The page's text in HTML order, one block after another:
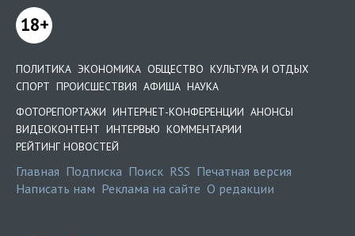
18+
ПОЛИТИКА ЭКОНОМИКА ОБЩЕСТВО КУЛЬТУРА И ОТДЫХ
СПОРТ ПРОИСШЕСТВИЯ АФИША НАУКА
ФОТОРЕПОРТАЖИ ИНТЕРНЕТ-КОНФЕРЕНЦИИ АНОНСЫ
ВИДЕОКОНТЕНТ ИНТЕРВЬЮ КОММЕНТАРИИ
РЕЙТИНГ НОВОСТЕЙ
Главная Подписка Поиск RSS Печатная версия
Написать нам Реклама на сайте О редакции